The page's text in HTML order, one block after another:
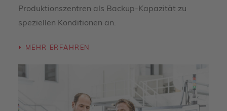
Produktionszentren als Backup-Kapazität zu
speziellen Konditionen an.
MEHR ERFAHREN